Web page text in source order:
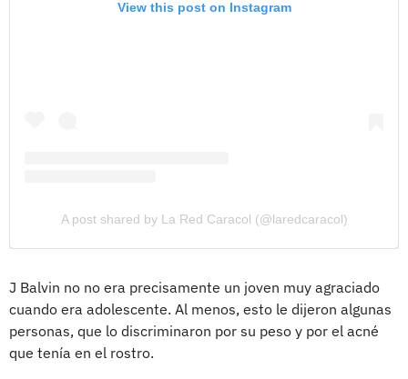
View this post on Instagram
A post shared by La Red Caracol (@laredcaracol)
J Balvin no no era precisamente un joven muy agraciado
cuando era adolescente. Al menos, esto le dijeron algunas
personas, que lo discriminaron por su peso y por el acné
que tenía en el rostro.